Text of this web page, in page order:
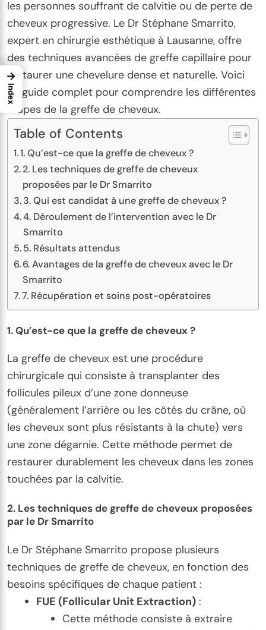
les personnes souffrant de calvitie ou de perte de
cheveux progressive. Le Dr Stéphane Smarrito,
expert en chirurgie esthétique à Lausanne, offre
des techniques avancées de greffe capillaire pour
restaurer une chevelure dense et naturelle. Voici
un guide complet pour comprendre les différentes
étapes de la greffe de cheveux.
Table of Contents
1. Qu’est-ce que la greffe de cheveux ?
2. Les techniques de greffe de cheveux
proposées par le Dr Smarrito
3. Qui est candidat à une greffe de cheveux ?
4. Déroulement de l’intervention avec le Dr
Smarrito
5. Résultats attendus
6. Avantages de la greffe de cheveux avec le Dr
Smarrito
7. Récupération et soins post-opératoires
1.Qu’est-ce que la greffe de cheveux ?
La greffe de cheveux est une procédure
chirurgicale qui consiste à transplanter des
follicules pileux d’une zone donneuse
(généralement l’arrière ou les côtés du crâne, où
les cheveux sont plus résistants à la chute) vers
une zone dégarnie. Cette méthode permet de
restaurer durablement les cheveux dans les zones
touchées par la calvitie.
2. Les techniques de greffe de cheveux proposées
par le Dr Smarrito
Le Dr Stéphane Smarrito propose plusieurs
techniques de greffe de cheveux, en fonction des
besoins spécifiques de chaque patient :
FUE (Follicular Unit Extraction) :
Cette méthode consiste à extraire
→
Index